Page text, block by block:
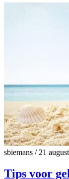
sbiemans /21
Tips voor